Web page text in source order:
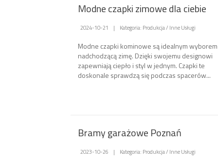
Modne czapki zimowe dla ciebie
2024-10-21 | Kategoria: Produkcja / Inne Usługi
Modne czapki kominowe są idealnym
nadchodzącą zimę. Dzięki swojemu designowi
zapewniają ciepło i styl w jednym. Czapki te
doskonale sprawdzą się podczas spacerów...
Bramy garażowe Poznań
2023-10-26 | Kategoria: Produkcja / Inne Usługi